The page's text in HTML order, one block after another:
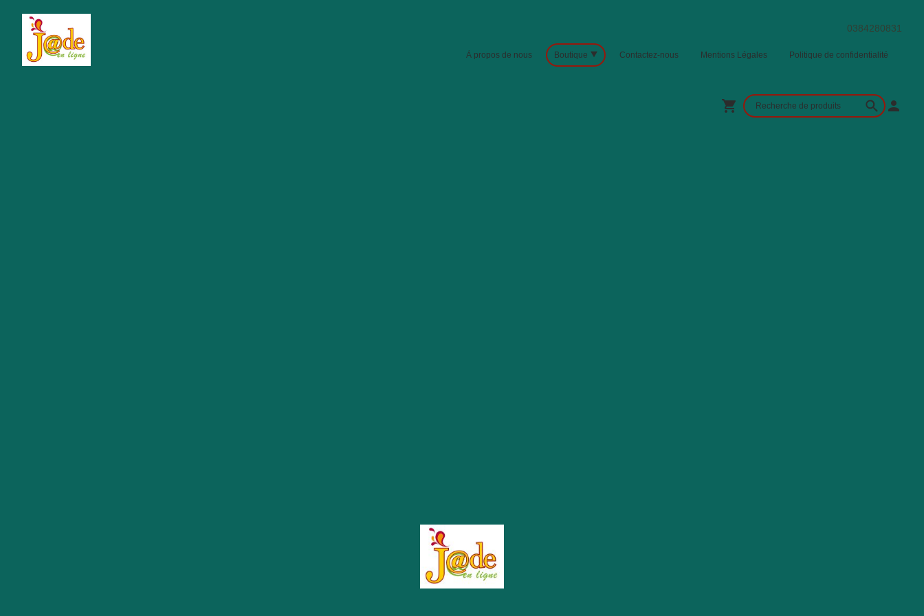
0384280831
À propos de nous Boutique Contactez-nous Mentions Légales Politique de confidentialité